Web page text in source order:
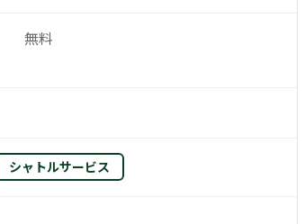
無料
シャトルサービス